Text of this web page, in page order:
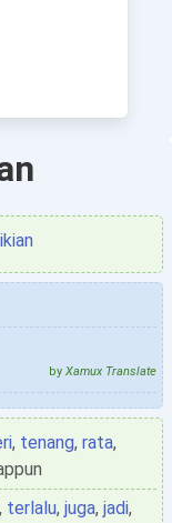
by Xamux Translate
, tenang, rata,
, terlalu, juga, jadi,